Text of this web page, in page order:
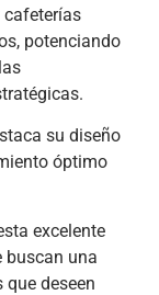
cafeterías
potenciando
su diseño
óptimo
excelente
buscan una
que deseen